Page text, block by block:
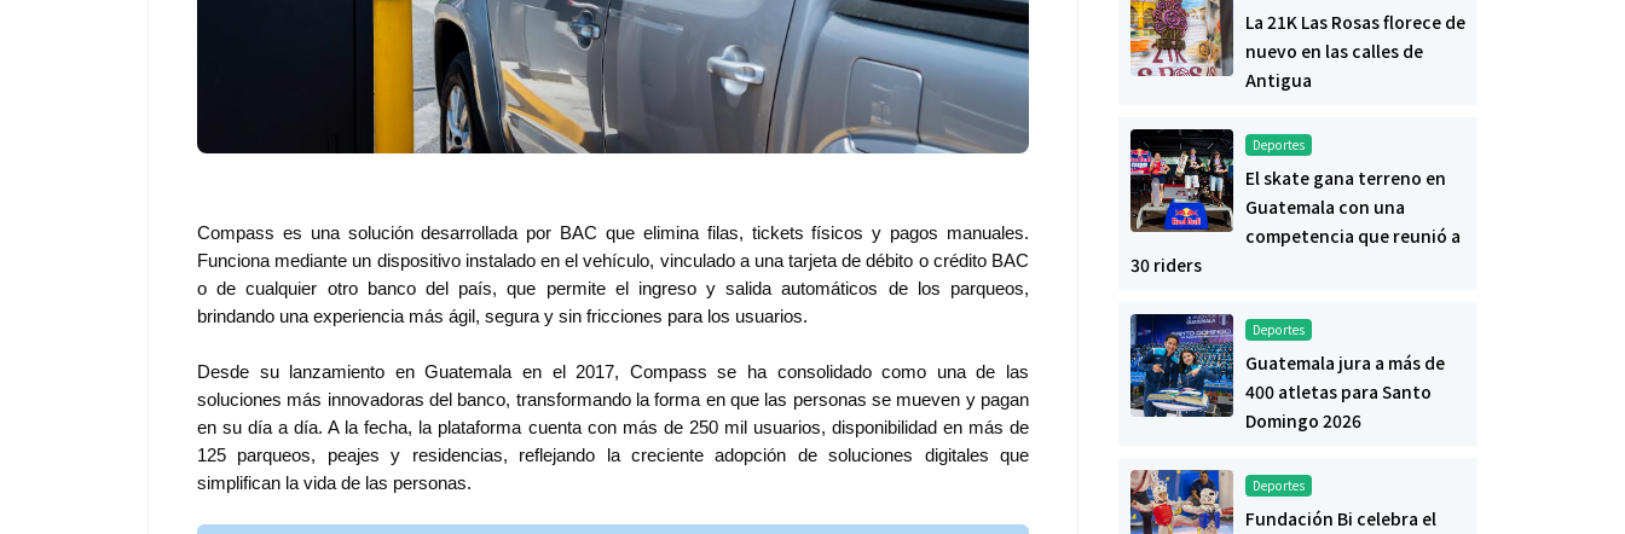
Compass es una solución desarrollada por BAC que elimina filas, tickets físicos y pagos manuales.
Funciona mediante un dispositivo instalado en el vehículo, vinculado a una tarjeta de débito o crédito BAC
o de cualquier otro banco del país, que permite el ingreso y salida automáticos de los parqueos,
brindando una experiencia más ágil, segura y sin fricciones para los usuarios.
Desde su lanzamiento en Guatemala en el 2017, Compass se ha consolidado como una de las
soluciones más innovadoras del banco, transformando la forma en que las personas se mueven y pagan
en su día a día. A la fecha, la plataforma cuenta con más de 250 mil usuarios, disponibilidad en más de
125 parqueos, peajes y residencias, reflejando la creciente adopción de soluciones digitales que
simplifican la vida de las personas.
La 21K Las Rosas florece de
nuevo en las calles de
Antigua
Deportes
El skate gana terreno en
Guatemala con una
competencia que reunió a
30 riders
Deportes
Guatemala jura a más de
400 atletas para Santo
Domingo 2026
Deportes
Fundación Bi celebra el